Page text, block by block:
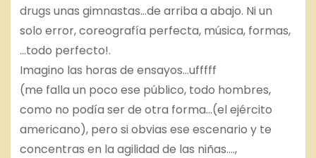
drugs unas gimnastas…de arriba a abajo. Ni un
solo error, coreografía perfecta, música, formas,
…todo perfecto!.
Imagino las horas de ensayos…ufffff
(me falla un poco ese público, todo hombres,
como no podía ser de otra forma…(el ejército
americano), pero si obvias ese escenario y te
concentras en la agilidad de las niñas….,